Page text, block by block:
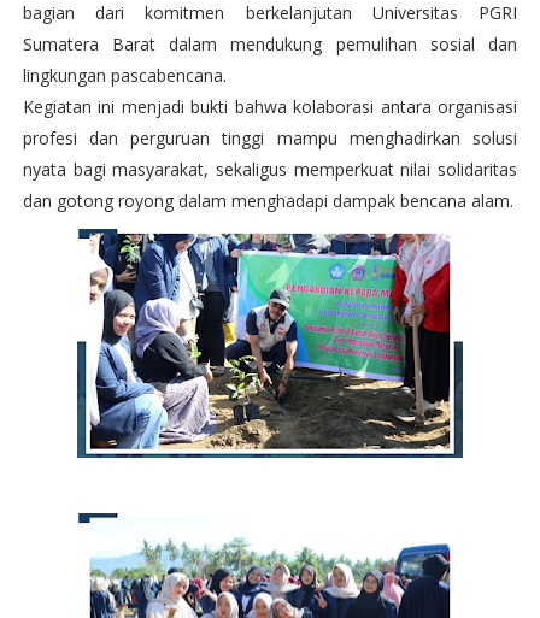
bagian dari komitmen berkelanjutan Universitas PGRI
Sumatera Barat dalam mendukung pemulihan sosial dan
lingkungan pascabencana.
Kegiatan ini menjadi bukti bahwa kolaborasi antara organisasi
profesi dan perguruan tinggi mampu menghadirkan solusi
nyata bagi masyarakat, sekaligus memperkuat nilai solidaritas
dan gotong royong dalam menghadapi dampak bencana alam.